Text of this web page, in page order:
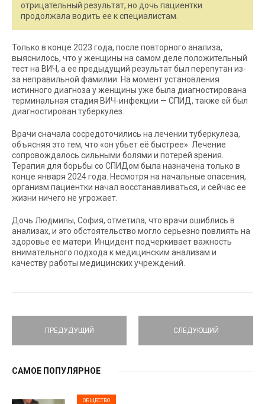
отрицательный результат, но дочь пациентки
продолжала водить ее к специалистам.
Только в конце 2023 года, после повторного анализа,
выяснилось, что у женщины на самом деле положительный
тест на ВИЧ, а ее предыдущий результат был перепутан из-
за неправильной фамилии. На момент установления
истинного диагноза у женщины уже была диагностирована
терминальная стадия ВИЧ-инфекции — СПИД, также ей был
диагностирован туберкулез.
Врачи сначала сосредоточились на лечении туберкулеза,
объясняя это тем, что «он убьет её быстрее». Лечение
сопровождалось сильными болями и потерей зрения.
Терапия для борьбы со СПИДом была назначена только в
конце января 2024 года. Несмотря на начальные опасения,
организм пациентки начал восстанавливаться, и сейчас ее
жизни ничего не угрожает.
Дочь Людмилы, София, отметила, что врачи ошиблись в
анализах, и это обстоятельство могло серьезно повлиять на
здоровье ее матери. Инцидент подчеркивает важность
внимательного подхода к медицинским анализам и
качеству работы медицинских учреждений.
ПРЕДУДУЩИЙ СЛЕДУЮЩИЙ
САМОЕ ПОПУЛЯРНОЕ
ОБЩЕСТВО